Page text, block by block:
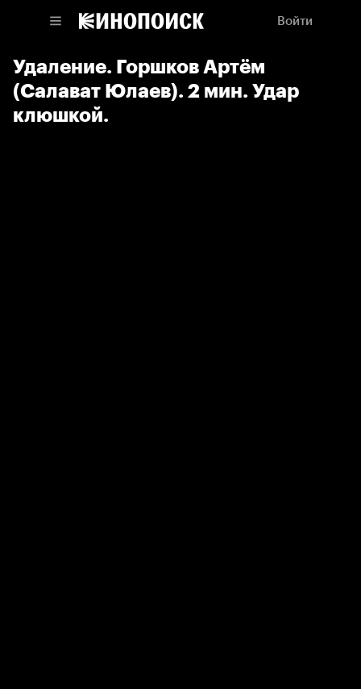
Войти
Удаление. Горшков Артём
(Салават Юлаев). 2 мин. Удар
клюшкой.